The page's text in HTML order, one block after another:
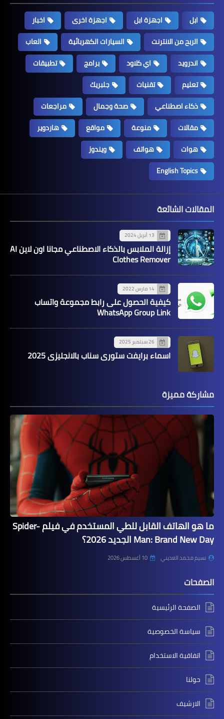
ابل اجهزة ابل اجهزة اخرى
اخبار
الربح من الانترنت
السيارات الكهربائية
العاب
اندرويد
اي كلاود برامج
تطبيقات
تعليم
تقنيات
جلبريك
ذكاء اصطناعي
صحة وجمال
مراجعات
مقالات
منوعة مواقع
هاردوير
هوات
هواتف
ويندوز
English Topics
المقالات الشائعة
13 أبريل 2024
إزالة الملابس بالذكاء الاصطناعي مجانا اون لاين AI
Clothes Remover
14 مارس 2022
كيفية الحصول على رابط مجموعة واتساب
WhatsApp Group Link
26 سبتمبر 2025
اسماء برايفت ستوري سناب بالانجليزي 2025
مشاركة مميزة
ما هو الهاتف القابل للطي المستخدم في فيلم Spider-
Man: Brand New Day الجديد 2026؟
نسيم محمد العديني 10 أغسطس 2026
الصفحات
الصفحة الرئيسية
سياسة الخصوصية
اتفاقية الاستخدام
حولنا
الارشيف